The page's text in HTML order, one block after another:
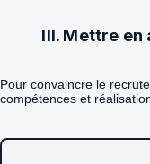
III. Mettre en
Pour convaincre le
compétences et